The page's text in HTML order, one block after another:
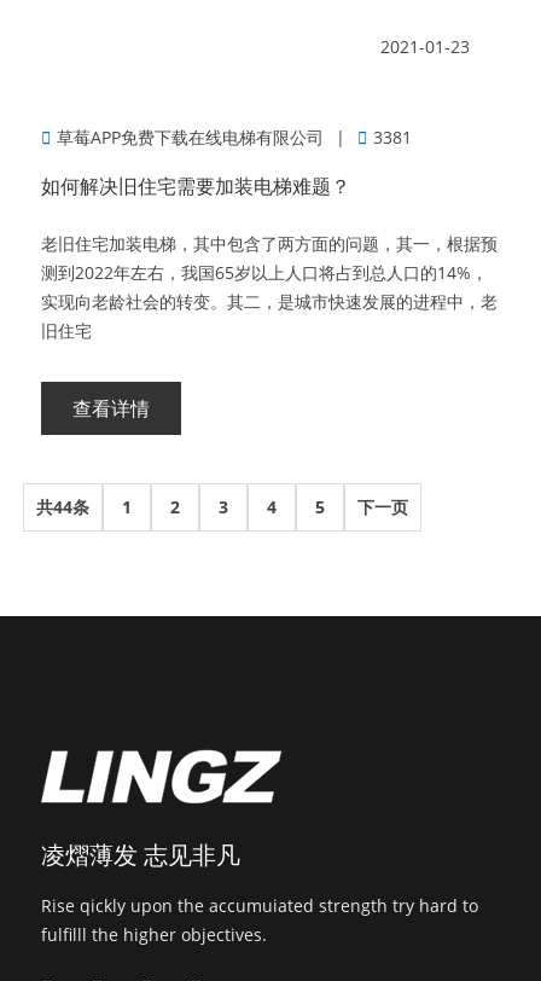
2021-01-23
草莓APP免费下载在线电梯有限公司 3381
如何解决旧住宅需要加装电梯难题？
老旧住宅加装电梯，其中包含了两方面的问题，其一，根据预
测到2022年左右，我国65岁以上人口将占到总人口的14%，
实现向老龄社会的转变。其二，是城市快速发展的进程中，老
旧住宅
查看详情
共44条 1 2 3 4 5 下一页
凌熠薄发 志见非凡
Rise qickly upon the accumuiated strength try hard to
fulfilll the higher objectives.